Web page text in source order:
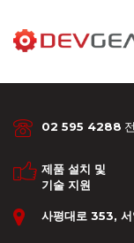
02 595 4288
제품 설치 및
기술 지원
사평대로 353,